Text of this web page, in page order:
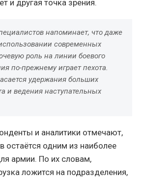
и другая точка зрения.
напоминает, что даже
современных
роль на линии боевого
по-прежнему играет пехота.
удержания больших
и ведения наступательных
и аналитики отмечают,
остаётся одним из наиболее
армии. По их словам,
ложится на подразделения,